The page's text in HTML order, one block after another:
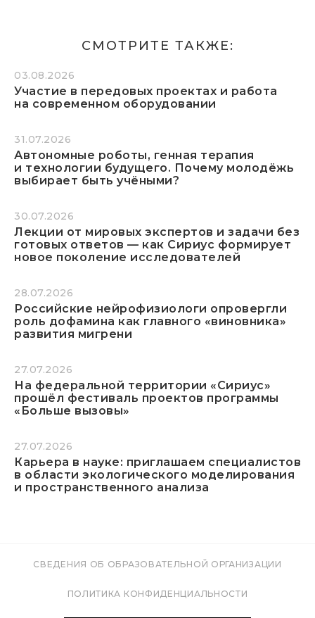
СМОТРИТЕ ТАКЖЕ:
03.08.2026
Участие в передовых проектах и работа
на современном оборудовании
31.07.2026
Автономные роботы, генная терапия
и технологии будущего. Почему молодёжь
выбирает быть учёными?
30.07.2026
Лекции от мировых экспертов и задачи без
готовых ответов — как Сириус формирует
новое поколение исследователей
28.07.2026
Российские нейрофизиологи опровергли
роль дофамина как главного «виновника»
развития мигрени
27.07.2026
На федеральной территории «Сириус»
прошёл фестиваль проектов программы
«Больше вызовы»
27.07.2026
Карьера в науке: приглашаем специалистов
в области экологического моделирования
и пространственного анализа
СВЕДЕНИЯ ОБ ОБРАЗОВАТЕЛЬНОЙ ОРГАНИЗАЦИИ
ПОЛИТИКА КОНФИДЕНЦИАЛЬНОСТИ